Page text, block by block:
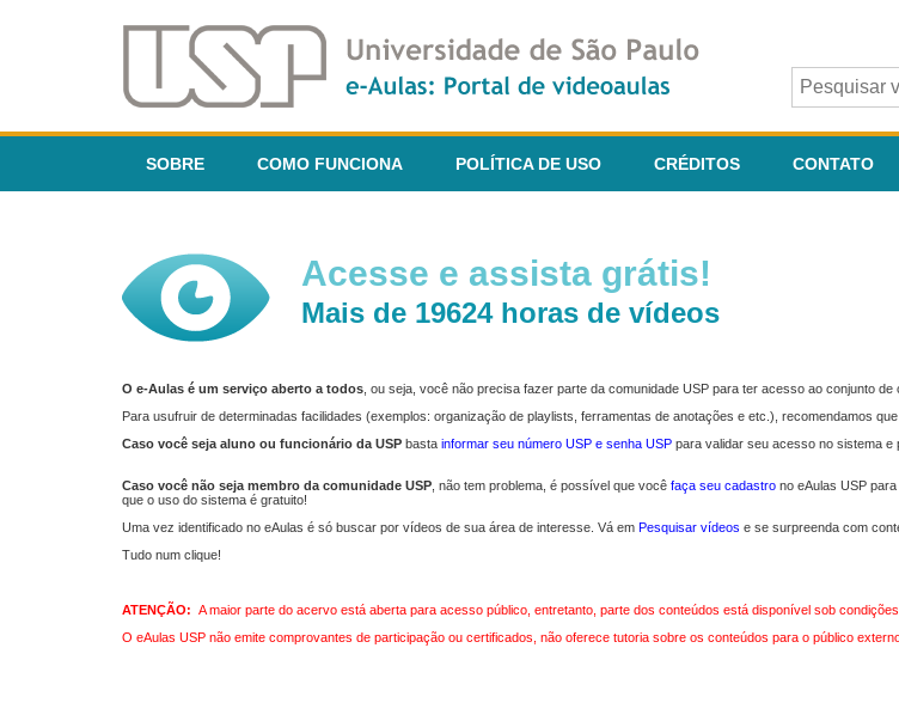
SOBRE COMO FUNCIONA POLÍTICA DE USO CRÉDITOS CONTATO
Acesse e assista grátis!
Mais de 19624 horas de vídeos
O e-Aulas é um serviço aberto a todos , ou seja, você não precisa fazer parte da comunidade USP para ter acesso ao conjunto de
Para usufruir de determinadas facilidades (exemplos: organização de playlists, ferramentas de anotações e etc.), recomendamos
Caso você seja aluno ou funcionário da USP basta informar seu número USP e senha USP para validar seu acesso no sistema
Caso você não seja membro da comunidade USP , não tem problema, é possível que você faça seu cadastro no eAulas USP
que o uso do sistema é gratuito!
Uma vez identificado no eAulas é só buscar por vídeos de sua área de interesse. Vá em Pesquisar vídeos e se surpreenda com
Tudo num clique!
ATENÇÃO: A maior parte do acervo está aberta para acesso público, entretanto, parte dos conteúdos está disponível sob
O eAulas USP não emite comprovantes de participação ou certificados, não oferece tutoria sobre os conteúdos para o público